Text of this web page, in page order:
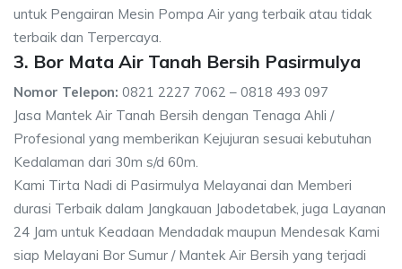
untuk Pengairan Mesin Pompa Air yang terbaik atau tidak
terbaik dan Terpercaya.
3. Bor Mata Air Tanah Bersih Pasirmulya
Nomor Telepon: 0821 2227 7062 – 0818 493 097
Jasa Mantek Air Tanah Bersih dengan Tenaga Ahli /
Profesional yang memberikan Kejujuran sesuai kebutuhan
Kedalaman dari 30m s/d 60m.
Kami Tirta Nadi di Pasirmulya Melayanai dan Memberi
durasi Terbaik dalam Jangkauan Jabodetabek, juga Layanan
24 Jam untuk Keadaan Mendadak maupun Mendesak Kami
siap Melayani Bor Sumur / Mantek Air Bersih yang terjadi